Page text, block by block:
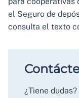
el Seguro de
consulta el texto
¿Tiene